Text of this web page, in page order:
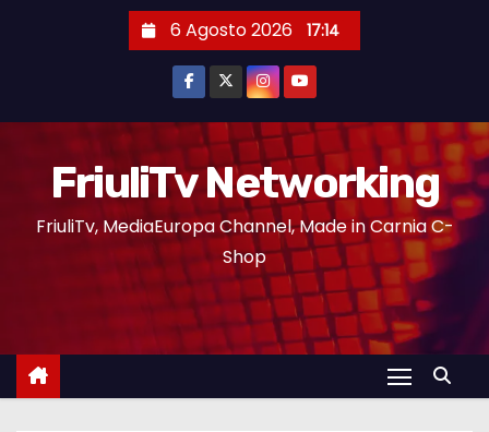
6 Agosto 2026 17:14
FriuliTv Networking
FriuliTv, MediaEuropa Channel, Made in Carnia C-
Shop